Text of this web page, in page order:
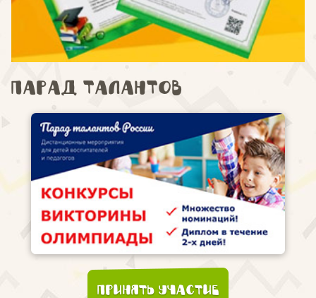
Парад талантов
Принять участие